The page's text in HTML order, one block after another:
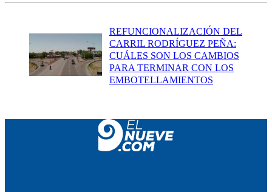
REFUNCIONALIZACIÓN DEL
CARRIL RODRÍGUEZ PEÑA:
CUÁLES SON LOS CAMBIOS
PARA TERMINAR CON LOS
EMBOTELLAMIENTOS